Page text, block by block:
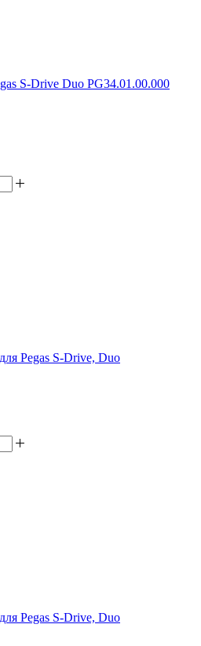
S-Drive Duo PG34.01.00.000
Pegas S-Drive, Duo
Pegas S-Drive, Duo